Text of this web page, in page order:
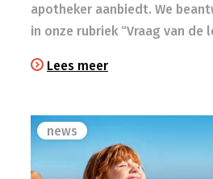
apotheker aanbiedt. We
in onze rubriek “Vraag van de
Lees meer
news